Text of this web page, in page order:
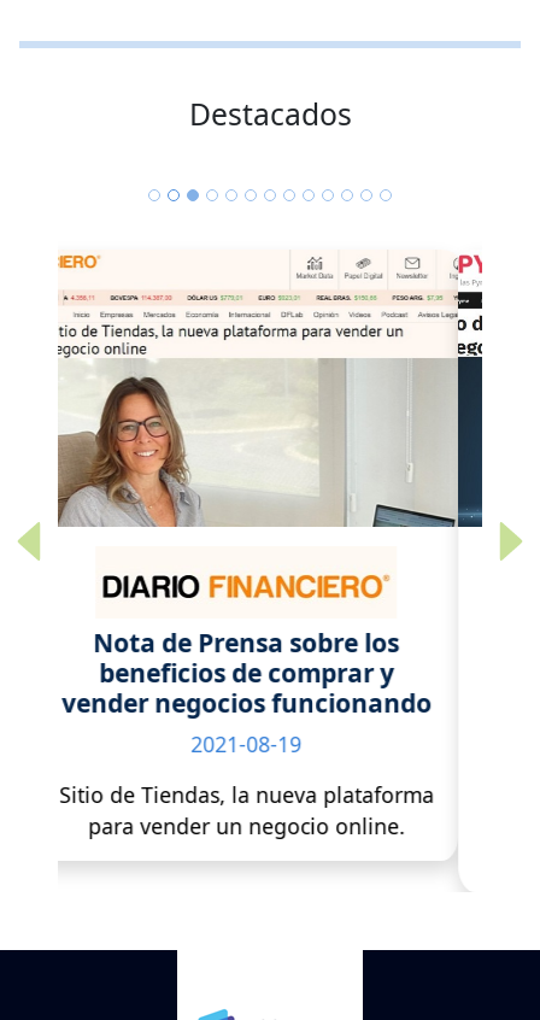
Destacados
Como comprar una tienda
online funcionando y con
ganancias
2021-10-20
“Sitio de Tiendas”: Llega a Chile la
primera corredora de negocios
digitales de Latinoamérica